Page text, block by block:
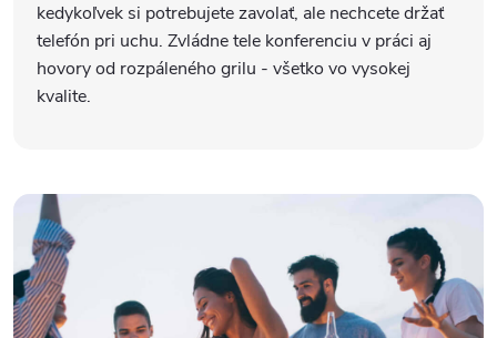
kedykoľvek si potrebujete zavolať, ale nechcete držať
telefón pri uchu. Zvládne tele konferenciu v práci aj
hovory od rozpáleného grilu - všetko vo vysokej
kvalite.